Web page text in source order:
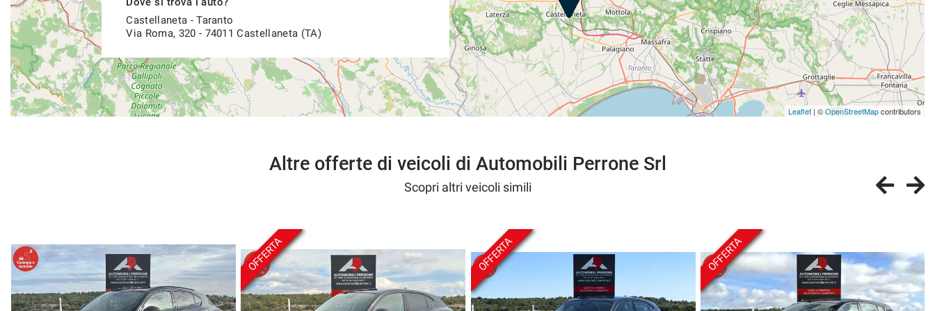
Castellaneta - Taranto
Via Roma, 320 - 74011 Castellaneta (TA)
Leaflet | ©OpenStreetMapcontributors
Altre offerte di veicoli di Automobili Perrone Srl
Scopri altri veicoli simili
OFFERTA OFFERTA OFFERTA